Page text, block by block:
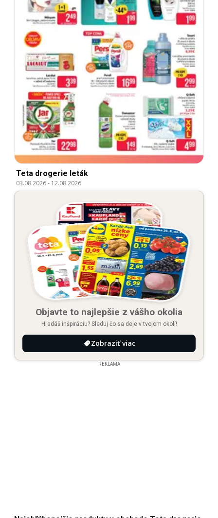
Teta drogerie leták
03.08.2026- 12.08.2026
Objavte to najlepšie z vášho okolia
Hľadáš inšpiráciu? Sleduj čo sa deje v tvojom okolí!
Zobraziť viac
REKLAMA